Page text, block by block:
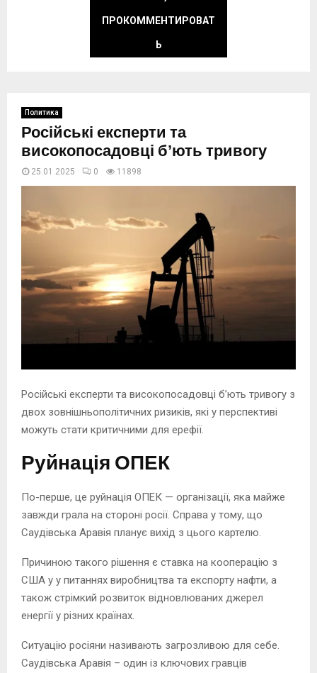
ПРОКОММЕНТИРОВАТ
Ь
Политика
Російські експерти та
високопосадовці бʼють тривогу
25.01.2025 0 11899
Російські експерти та високопосадовці бʼють тривогу з
двох зовнішньополітичних ризиків, які у перспективі
можуть стати критичними для ерефії.
Руйнація ОПЕК
По-перше, це руйнація ОПЕК — організації, яка майже
завжди грала на стороні росії. Справа у тому, що
Саудівська Аравія планує вихід з цього картелю.
Причиною такого рішення є ставка на кооперацію з
США у у питаннях виробництва та експорту нафти, а
також стрімкий розвиток відновлюваних джерел
енергії у різних країнах.
Ситуацію росіяни називають загрозливою для себе.
Саудівська Аравія – один із ключових гравців